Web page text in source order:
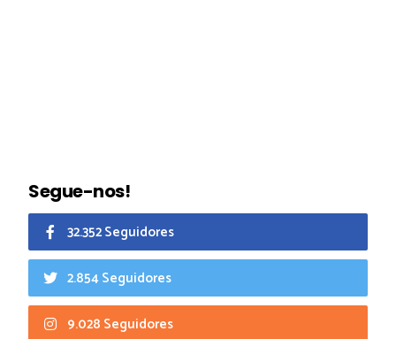
Segue-nos!
32.352 Seguidores
2.854 Seguidores
9.028 Seguidores